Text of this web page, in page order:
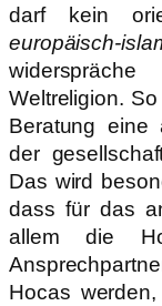
darf kein
europäisch-
Weltreligion.
Beratung eine
der
Das wird
dass für das
allem die
Hocas